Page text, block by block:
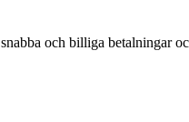
och billiga betalningar